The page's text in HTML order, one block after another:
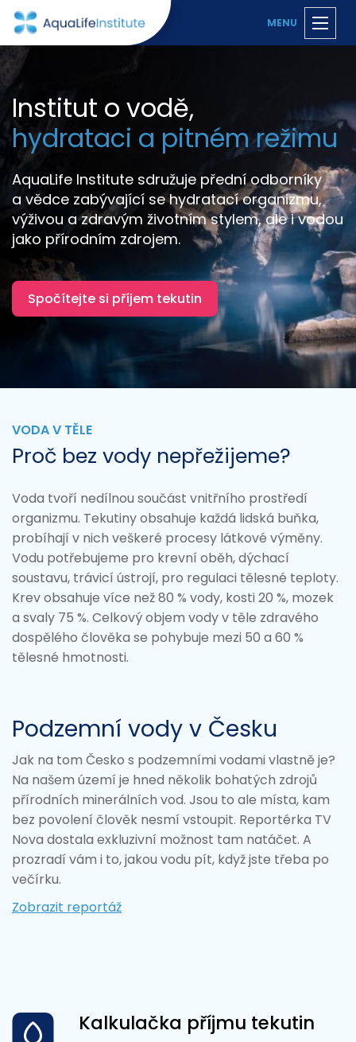
MENU
Institut o vodě,
hydrataci a pitném režimu
AquaLife Institute sdružuje přední odborníky
a vědce zabývající se hydratací organizmu,
výživou a zdravým životním stylem, ale i vodou
jako přírodním zdrojem.
Spočítejte si příjem tekutin
VODA V TĚLE
Proč bez vody nepřežijeme?
Voda tvoří nedílnou součást vnitřního prostředí
organizmu. Tekutiny obsahuje každá lidská buňka,
probíhají v nich veškeré procesy látkové výměny.
Vodu potřebujeme pro krevní oběh, dýchací
soustavu, trávicí ústrojí, pro regulaci tělesné teploty.
Krev obsahuje více než 80 % vody, kosti 20 %, mozek
a svaly 75 %. Celkový objem vody v těle zdravého
dospělého člověka se pohybuje mezi 50 a 60 %
tělesné hmotnosti.
Podzemní vody v Česku
Jak na tom Česko s podzemními vodami vlastně je?
Na našem území je hned několik bohatých zdrojů
přírodních minerálních vod. Jsou to ale místa, kam
bez povolení člověk nesmí vstoupit. Reportérka TV
Nova dostala exkluzivní možnost tam natáčet. A
prozradí vám i to, jakou vodu pít, když jste třeba po
večírku.
Zobrazit reportáž
Kalkulačka příjmu tekutin